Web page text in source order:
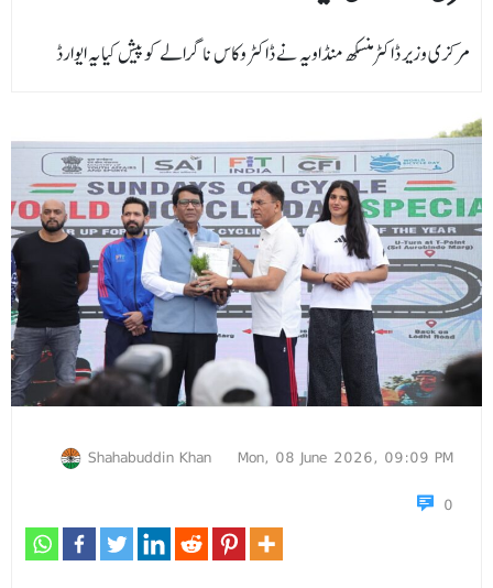
مرکزی وزیر ڈاکٹرمنسکھ منڈاویہ نے ڈاکٹر وکاس ناگرالے کو پیش کیا یہ ایوارڈ
Shahabuddin Khan
Mon, 08 June 2026, 09:09 PM
0